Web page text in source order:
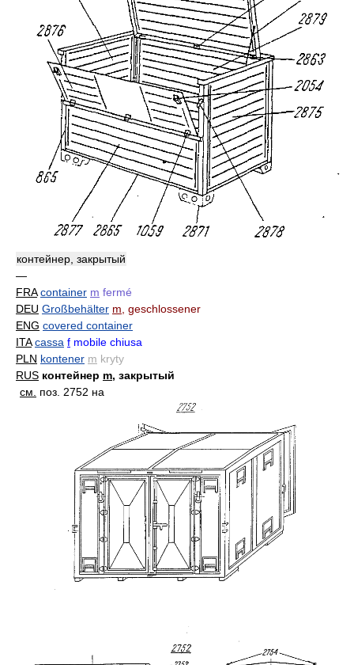
контейнер, закрытый
—
FRA container m fermé
DEU Großbehälter m, geschlossener
ENG covered container
ITA cassa f mobile chiusa
PLN kontener m kryty
RUS контейнер m, закрытый
см. поз. 2752 на